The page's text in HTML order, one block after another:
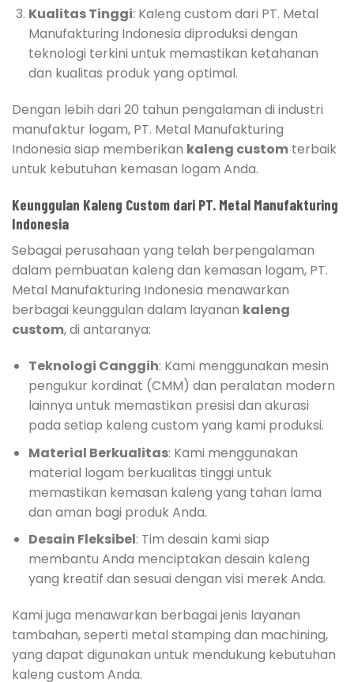
Kualitas Tinggi: Kaleng custom dari PT. Metal
Manufakturing Indonesia diproduksi dengan
teknologi terkini untuk memastikan ketahanan
dan kualitas produk yang optimal.
Dengan lebih dari 20 tahun pengalaman di industri
manufaktur logam, PT. Metal Manufakturing
Indonesia siap memberikan kaleng custom terbaik
untuk kebutuhan kemasan logam Anda.
Keunggulan Kaleng Custom dari PT. Metal Manufakturing
Indonesia
Sebagai perusahaan yang telah berpengalaman
dalam pembuatan kaleng dan kemasan logam, PT.
Metal Manufakturing Indonesia menawarkan
berbagai keunggulan dalam layanan kaleng
custom, di antaranya:
Teknologi Canggih: Kami menggunakan mesin
pengukur kordinat (CMM) dan peralatan modern
lainnya untuk memastikan presisi dan akurasi
pada setiap kaleng custom yang kami produksi.
Material Berkualitas: Kami menggunakan
material logam berkualitas tinggi untuk
memastikan kemasan kaleng yang tahan lama
dan aman bagi produk Anda.
Desain Fleksibel: Tim desain kami siap
membantu Anda menciptakan desain kaleng
yang kreatif dan sesuai dengan visi merek Anda.
Kami juga menawarkan berbagai jenis layanan
tambahan, seperti metal stamping dan machining,
yang dapat digunakan untuk mendukung kebutuhan
kaleng custom Anda.